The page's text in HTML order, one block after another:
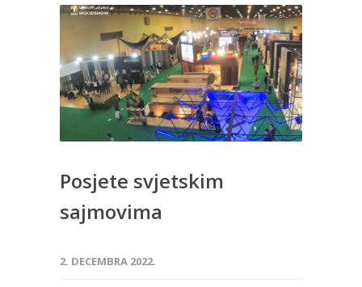
Posjete svjetskim
sajmovima
2. DECEMBRA 2022.